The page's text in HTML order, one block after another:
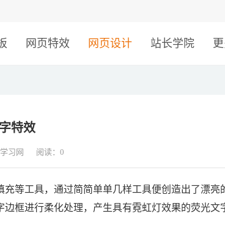
网页特效 网页设计 站长学院
特效
习网 阅读： 0
等工具，通过简简单单几样工具便创造出了漂亮
框进行柔化处理，产生具有霓虹灯效果的荧光文